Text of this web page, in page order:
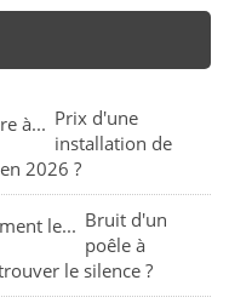
Prix d'une
installation de
2026 ?
Bruit d'un
poêle à
le silence ?